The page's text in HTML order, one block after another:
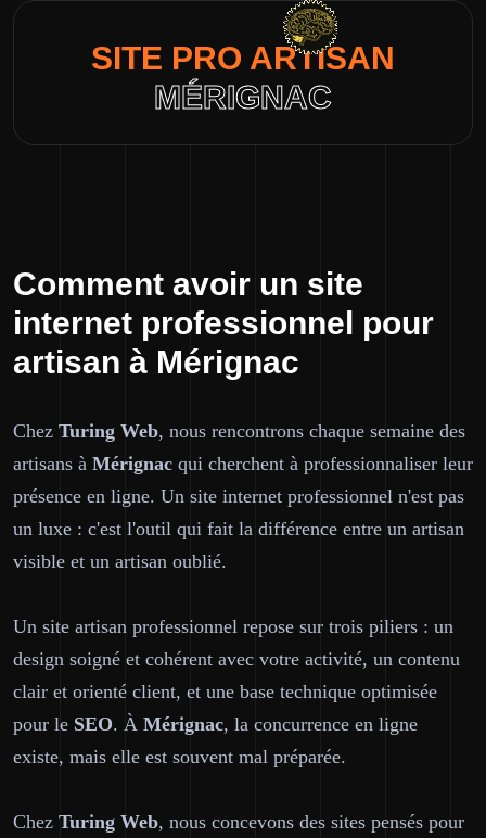
SITE PRO ARTISAN
MÉRIGNAC
Comment avoir un site
internet professionnel pour
artisan à Mérignac
Chez Turing Web, nous rencontrons chaque semaine des
artisans à Mérignac qui cherchent à professionnaliser leur
présence en ligne. Un site internet professionnel n'est pas
un luxe : c'est l'outil qui fait la différence entre un artisan
visible et un artisan oublié.
Un site artisan professionnel repose sur trois piliers : un
design soigné et cohérent avec votre activité, un contenu
clair et orienté client, et une base technique optimisée
pour le SEO. À Mérignac, la concurrence en ligne
existe, mais elle est souvent mal préparée.
Chez Turing Web, nous concevons des sites pensés pour